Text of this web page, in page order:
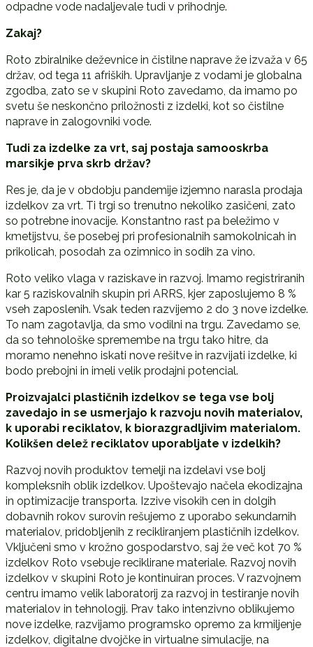
odpadne vode nadaljevale tudi v prihodnje.
Zakaj?
Roto zbiralnike deževnice in čistilne naprave že izvaža v 65
držav, od tega 11 afriških. Upravljanje z vodami je globalna
zgodba, zato se v skupini Roto zavedamo, da imamo po
svetu še neskončno priložnosti z izdelki, kot so čistilne
naprave in zalogovniki vode.
Tudi za izdelke za vrt, saj postaja samooskrba
marsikje prva skrb držav?
Res je, da je v obdobju pandemije izjemno narasla prodaja
izdelkov za vrt. Ti trgi so trenutno nekoliko zasičeni, zato
so potrebne inovacije. Konstantno rast pa beležimo v
kmetijstvu, še posebej pri profesionalnih samokolnicah in
prikolicah, posodah za ozimnico in sodih za vino.
Roto veliko vlaga v raziskave in razvoj. Imamo registriranih
kar 5 raziskovalnih skupin pri ARRS, kjer zaposlujemo 8 %
vseh zaposlenih. Vsak teden razvijemo 2 do 3 nove izdelke.
To nam zagotavlja, da smo vodilni na trgu. Zavedamo se,
da so tehnološke spremembe na trgu tako hitre, da
moramo nenehno iskati nove rešitve in razvijati izdelke, ki
bodo prebojni in imeli velik prodajni potencial.
Proizvajalci plastičnih izdelkov se tega vse bolj
zavedajo in se usmerjajo k razvoju novih materialov,
k uporabi reciklatov, k biorazgradljivim materialom.
Kolikšen delež reciklatov uporabljate v izdelkih?
Razvoj novih produktov temelji na izdelavi vse bolj
kompleksnih oblik izdelkov. Upoštevajo načela ekodizajna
in optimizacije transporta. Izzive visokih cen in dolgih
dobavnih rokov surovin rešujemo z uporabo sekundarnih
materialov, pridobljenih z recikliranjem plastičnih izdelkov.
Vključeni smo v krožno gospodarstvo, saj že več kot 70 %
izdelkov Roto vsebuje reciklirane materiale. Razvoj novih
izdelkov v skupini Roto je kontinuiran proces. V razvojnem
centru imamo velik laboratorij za razvoj in testiranje novih
materialov in tehnologij. Prav tako intenzivno oblikujemo
nove izdelke, razvijamo programsko opremo za krmiljenje
izdelkov, digitalne dvojčke in virtualne simulacije, na